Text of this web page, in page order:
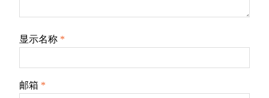
显示名称 *
邮箱 *